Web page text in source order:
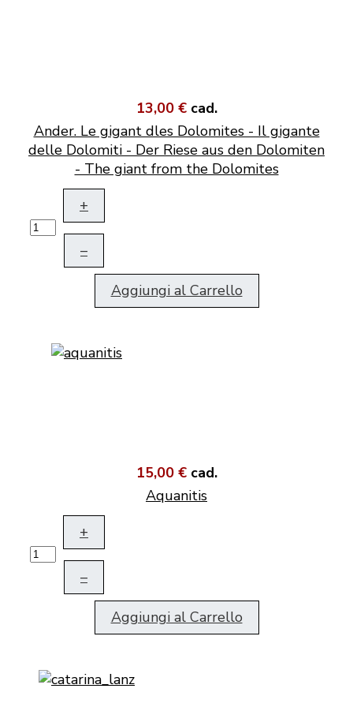
13,00 € cad.
Ander. Le gigant dles Dolomites - Il gigante
delle Dolomiti - Der Riese aus den Dolomiten
- The giant from the Dolomites
+
–
Aggiungi al Carrello
15,00 € cad.
Aquanitis
+
–
Aggiungi al Carrello